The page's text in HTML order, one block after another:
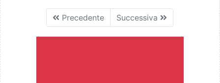
Precedente Successiva